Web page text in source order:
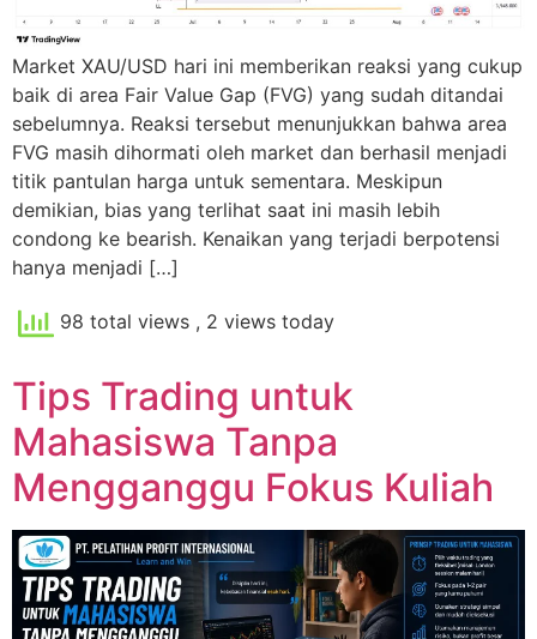
Market XAU/USD hari ini memberikan reaksi yang cukup
baik di area Fair Value Gap (FVG) yang sudah ditandai
sebelumnya. Reaksi tersebut menunjukkan bahwa area
FVG masih dihormati oleh market dan berhasil menjadi
titik pantulan harga untuk sementara. Meskipun
demikian, bias yang terlihat saat ini masih lebih
condong ke bearish. Kenaikan yang terjadi berpotensi
hanya menjadi […]
98 total views , 2 views today
Tips Trading untuk
Mahasiswa Tanpa
Mengganggu Fokus Kuliah